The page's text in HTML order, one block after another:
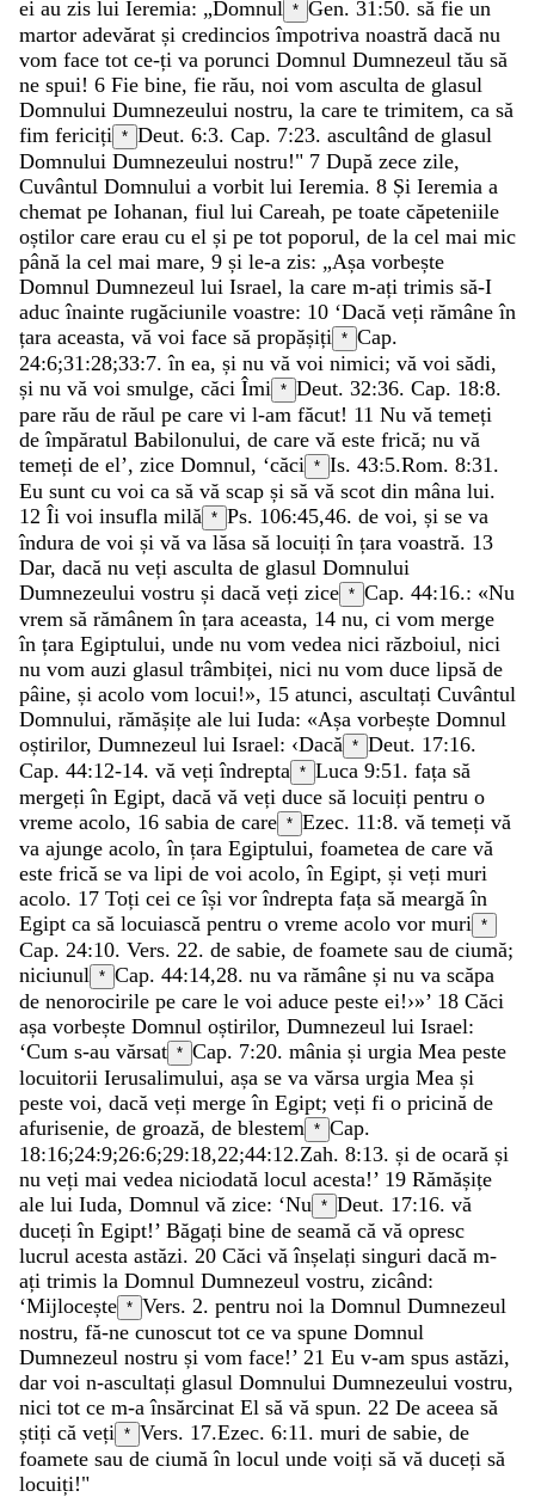
ei au zis lui Ieremia: „Domnul * Gen. 31:50. să fie un
martor adevărat și credinciosîmpotriva noastră dacă nu
vom face tot ce-ți va porunci Domnul Dumnezeul tău să
ne spui! 6 Fie bine, fie rău, noi vom asculta de glasul
Domnului Dumnezeului nostru, la care te trimitem, ca să
fim fericiți * Deut. 6:3. Cap. 7:23. ascultând de glasul
Domnului Dumnezeului nostru!" 7 După zece zile,
Cuvântul Domnului a vorbit lui Ieremia. 8 Și Ieremia a
chemat pe Iohanan, fiul lui Careah, pe toate căpeteniile
oștilor care erau cu el și pe tot poporul, de la cel mai mic
până la cel mai mare, 9 și le-a zis: „Așa vorbește
Domnul Dumnezeul lui Israel, la care m-ați trimis să-I
aducînainte rugăciunile voastre: 10 ‘Dacă veți rămâneîn
țara aceasta, vă voi face să propășiți * Cap.
24:6;31:28;33:7. în ea, și nu vă voi nimici; vă voi sădi,
și nu vă voi smulge, căci Îmi * Deut. 32:36. Cap. 18:8.
pare rău de răul pe care vi l-am făcut! 11 Nu vă temeți
deîmpăratul Babilonului, de care vă este frică; nu vă
temeți de el’, zice Domnul, ‘căci * Is. 43:5.Rom. 8:31 .
Eu sunt cu voi ca să vă scap și să vă scot din mâna lui.
12 Îi voi insufla milă * Ps. 106:45,46. de voi, și se va
îndura de voi și vă va lăsa să locuițiîn țara voastră. 13
Dar, dacă nu veți asculta de glasul Domnului
Dumnezeului vostru și dacă veți zice * Cap. 44:16.: «Nu
vrem să rămânemîn țara aceasta, 14 nu, ci vom merge
în țara Egiptului, unde nu vom vedea nici războiul, nici
nu vom auzi glasul trâmbiței, nici nu vom duce lipsă de
pâine, și acolo vom locui!», 15 atunci, ascultați Cuvântul
Domnului, rămășițe ale lui Iuda: «Așa vorbește Domnul
oștirilor, Dumnezeul lui Israel: ‹Dacă * Deut. 17:16.
Cap. 44:12-14. vă vețiîndrepta * Luca 9:51 . fața să
mergețiîn Egipt, dacă vă veți duce să locuiți pentru o
vreme acolo, 16 sabia de care * Ezec. 11:8. vă temeți vă
va ajunge acolo,în țara Egiptului, foametea de care vă
este frică se va lipi de voi acolo,în Egipt, și veți muri
acolo. 17 Toți cei ceîși vorîndrepta fața să meargăîn
Egipt ca să locuiască pentru o vreme acolo vor muri *
Cap. 24:10. Vers. 22. de sabie, de foamete sau de ciumă;
niciunul * Cap. 44:14,28. nu va rămâne și nu va scăpa
de nenorocirile pe care le voi aduce peste ei!›»’ 18 Căci
așa vorbește Domnul oștirilor, Dumnezeul lui Israel:
‘Cum s-au vărsat * Cap. 7:20. mânia și urgia Mea peste
locuitorii Ierusalimului, așa se va vărsa urgia Mea și
peste voi, dacă veți mergeîn Egipt; veți fi o pricină de
afurisenie, de groază, de blestem * Cap.
18:16;24:9;26:6;29:18,22;44:12.Zah. 8:13. și de ocară și
nu veți mai vedea niciodată locul acesta!’ 19 Rămășițe
ale lui Iuda, Domnul vă zice: ‘Nu * Deut. 17:16. vă
ducețiîn Egipt!’ Băgați bine de seamă că vă opresc
lucrul acesta astăzi. 20 Căci văînșelați singuri dacă m-
ați trimis la Domnul Dumnezeul vostru, zicând:
‘Mijlocește * Vers. 2. pentru noi la Domnul Dumnezeul
nostru, fă-ne cunoscut tot ce va spune Domnul
Dumnezeul nostru și vom face!’ 21 Eu v-am spus astăzi,
dar voi n-ascultați glasul Domnului Dumnezeului vostru,
nici tot ce m-aînsărcinat El să vă spun. 22 De aceea să
știți că veți * Vers. 17.Ezec. 6:11 . muri de sabie, de
foamete sau de ciumăîn locul unde voiți să vă duceți să
locuiți!"